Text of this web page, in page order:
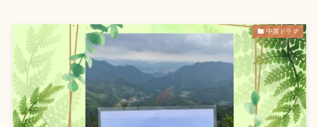
中国ドラマ